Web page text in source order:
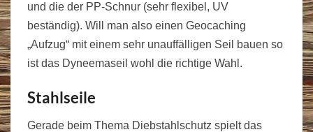
und die der PP-Schnur (sehr flexibel, UV
beständig). Will man also einen Geocaching
„Aufzug“ mit einem sehr unauffälligen Seil bauen so
ist das Dyneemaseil wohl die richtige Wahl.
Stahlseile
Gerade beim Thema Diebstahlschutz spielt das